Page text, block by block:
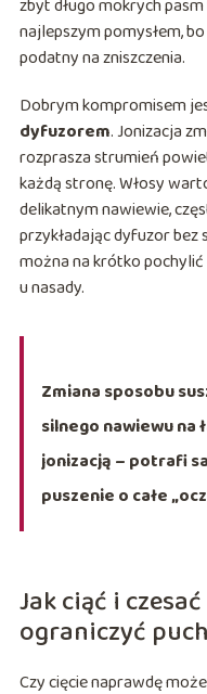
zbyt długo mokrych
najlepszym pomysłem,
podatny na zniszczenia.
Dobrym kompromisem
dyfuzorem. Jonizacja
rozprasza strumień
każdą stronę. Włosy
delikatnym nawiewie,
przykładając dyfuzor bez
można na krótko pochylić
u nasady.
Zmiana sposobu
silnego nawiewu na
jonizacją – potrafi
puszenie o całe
Jak ciąć i
ograniczyć
Czy cięcie naprawdę